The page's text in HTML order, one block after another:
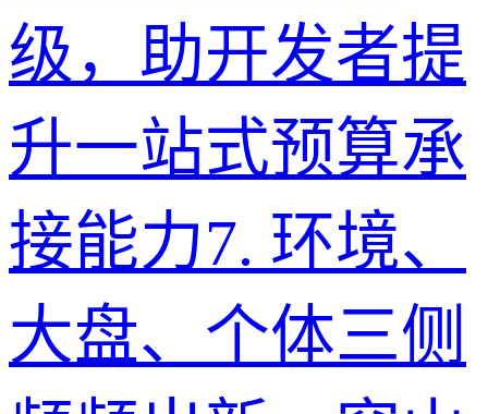
级，助开发者提
升一站式预算承
接能力7. 环境、
大盘、个体三侧